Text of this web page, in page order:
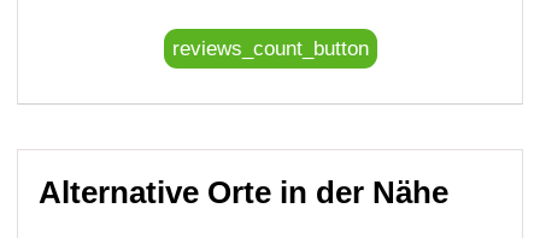
reviews_count_button
Alternative Orte in der Nähe